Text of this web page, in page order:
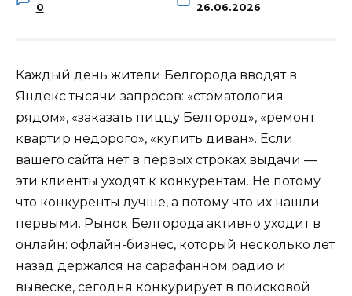
0 26.06.2026
Каждый день жители Белгорода вводят в
Яндекс тысячи запросов: «стоматология
рядом», «заказать пиццу Белгород», «ремонт
квартир недорого», «купить диван». Если
вашего сайта нет в первых строках выдачи —
эти клиенты уходят к конкурентам. Не потому
что конкуренты лучше, а потому что их нашли
первыми. Рынок Белгорода активно уходит в
онлайн: офлайн-бизнес, который несколько лет
назад держался на сарафанном радио и
вывеске, сегодня конкурирует в поисковой